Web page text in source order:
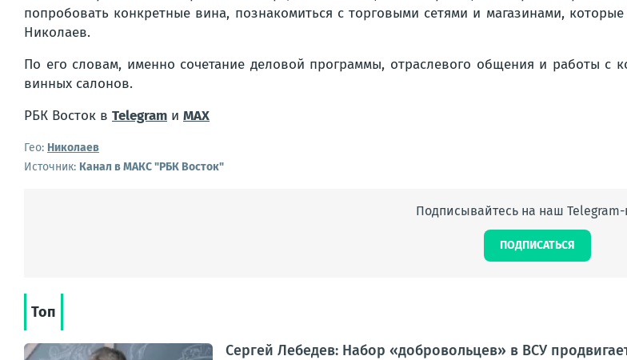
попробовать конкретные вина, познакомиться с торговыми сетями и магазинами,
Николаев.
По его словам, именно сочетание деловой программы, отраслевого общения и работы с
винных салонов.
РБК Восток в Telegram и MAX
Гео: Николаев
Источник: Канал в МАКС "РБК Восток"
Подписывайтесь на наш Telegram-
ПОДПИСАТЬСЯ
Топ
Сергей Лебедев: Набор «добровольцев» в ВСУ